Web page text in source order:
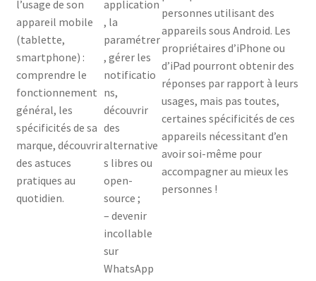
l’usage de son
appareil mobile
(tablette,
smartphone) :
comprendre le
fonctionnement
général, les
spécificités de sa
marque, découvrir
des astuces
pratiques au
quotidien.
application
, la
paramétrer
, gérer les
notificatio
ns,
découvrir
des
alternative
s libres ou
open-
source ;
– devenir
incollable
sur
WhatsApp
personnes utilisant des
appareils sous Android. Les
propriétaires d’iPhone ou
d’iPad pourront obtenir des
réponses par rapport à leurs
usages, mais pas toutes,
certaines spécificités de ces
appareils nécessitant d’en
avoir soi-même pour
accompagner au mieux les
personnes !